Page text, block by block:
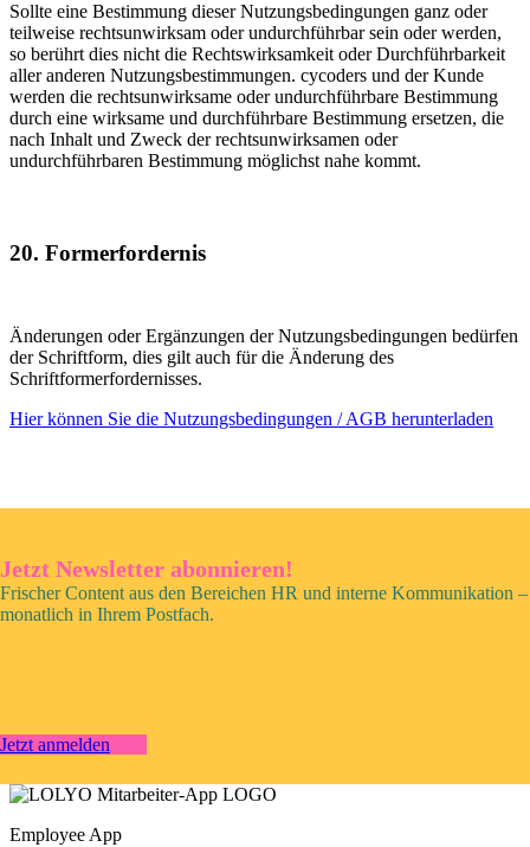
Sollte eine Bestimmung dieser Nutzungsbedingungen ganz oder
teilweise rechtsunwirksam oder undurchführbar sein oder werden,
so berührt dies nicht die Rechtswirksamkeit oder Durchführbarkeit
aller anderen Nutzungsbestimmungen. cycoders und der Kunde
werden die rechtsunwirksame oder undurchführbare Bestimmung
durch eine wirksame und durchführbare Bestimmung ersetzen, die
nach Inhalt und Zweck der rechtsunwirksamen oder
undurchführbaren Bestimmung möglichst nahe kommt.
20. Formerfordernis
Änderungen oder Ergänzungen der Nutzungsbedingungen bedürfen
der Schriftform, dies gilt auch für die Änderung des
Schriftformerfordernisses.
Hier können Sie die Nutzungsbedingungen / AGB herunterladen
Jetzt Newsletter abonnieren!
Frischer Content aus den Bereichen HR und interne Kommunikation –
monatlich in Ihrem Postfach.
Jetzt anmelden
Employee App